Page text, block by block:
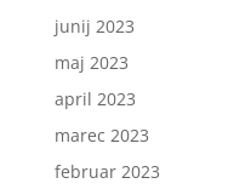
junij 2023
maj 2023
april 2023
marec 2023
februar 2023